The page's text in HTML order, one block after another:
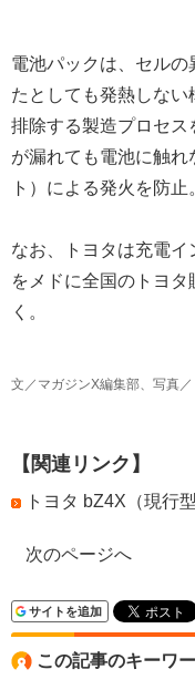
電池パックは、セルの
たとしても発熱しな
排除する製造プロセ
が漏れても電池に触
ト）による発火を防止
なお、トヨタは充電
をメドに全国のトヨ
く。
文／マガジンX編集部、写真／
【関連リンク】
トヨタ bZ4X（現行
次のページへ
サイトを追加
この記事のキーワ